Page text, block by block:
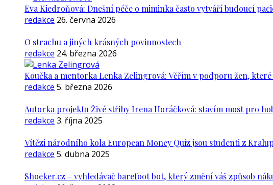
Eva Kiedroňová: Dnešní péče o miminka často vytváří budoucí
redakce 26. června 2026
O strachu a jiných krásných povinnostech
redakce 24. března 2026
Koučka a mentorka Lenka Zelingrová: Věřím v podporu žen,
redakce 5. března 2026
Autorka projektu Živé střihy Irena Horáčková: stavím most pro
redakce 3. října 2025
Vítězi národního kola European Money Quiz jsou studenti z
redakce 5. dubna 2025
Shoeker.cz – vyhledávač barefoot bot, který změní váš způsob